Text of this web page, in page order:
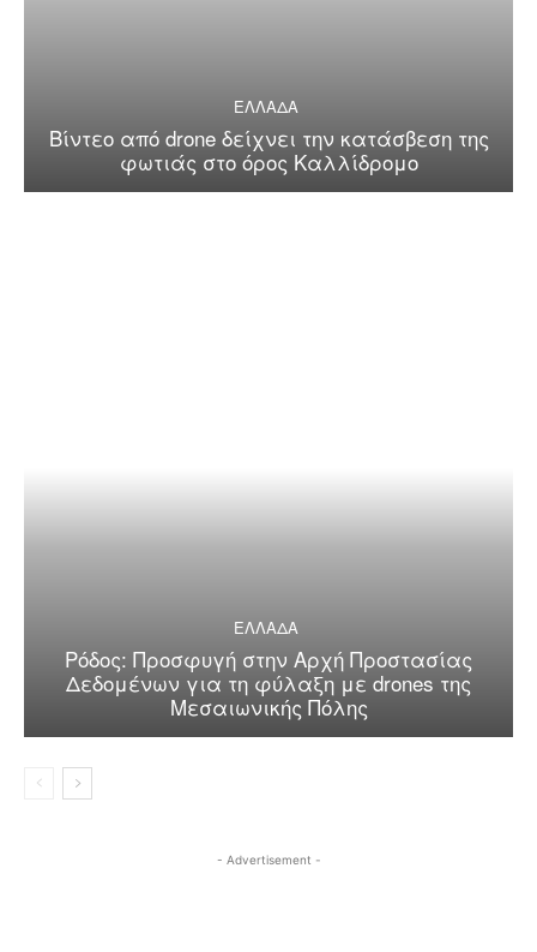
ΕΛΛΑΔΑ
Βίντεο από drone δείχνει την κατάσβεση της
φωτιάς στο όρος Καλλίδρομο
ΕΛΛΑΔΑ
Ρόδος: Προσφυγή στην Αρχή Προστασίας
Δεδομένων για τη φύλαξη με drones της
Μεσαιωνικής Πόλης
- Advertisement -